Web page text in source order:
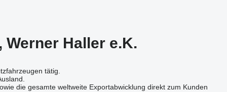
Haller e.K.
tätig.
die gesamte weltweite Exportabwicklung direkt zum Kunden